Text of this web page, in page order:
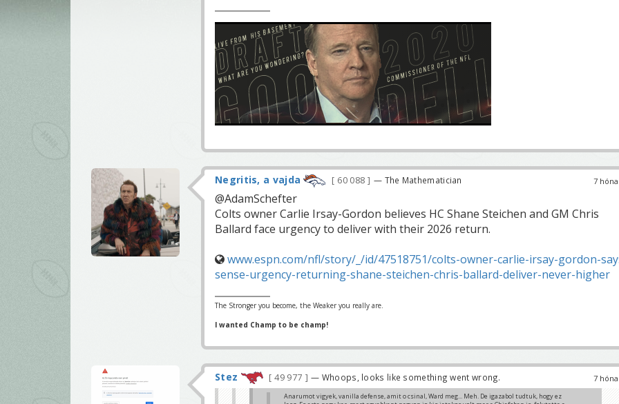
7
Negritis, a vajda 60 088 — The Mathematician
@AdamSchefter
Colts owner Carlie Irsay-Gordon believes HC Shane Steichen and GM Chris
Ballard face urgency to deliver with their 2026 return.
www.espn.com/nfl/story/_/id/47518751/colts-owner-carlie-irsay-gordon-
sense-urgency-returning-shane-steichen-chris-ballard-deliver-never-higher
The Stronger you become, the Weaker you really are.
I wanted Champ to be champ!
7
Stez 49 977 — Whoops, looks like something went wrong.
Anarumot vigyek, vanilla defense, amit o csinal, Ward meg... Meh. De igazabol tudtuk, hogy ez